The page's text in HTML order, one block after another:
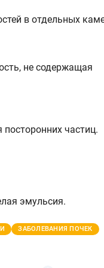
в отдельных
не содержащая
частиц.
эмульсия.
ЗАБОЛЕВАНИЯ ПОЧЕК